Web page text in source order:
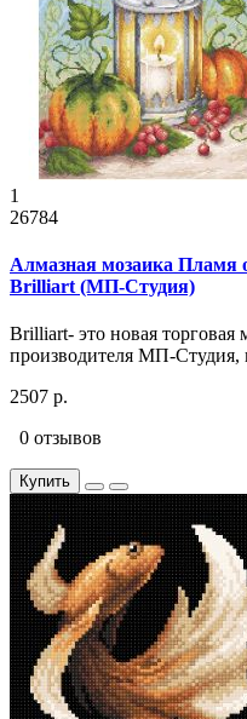
1
26784
Алмазная мозаика Пламя
Brilliart (МП-Студия)
Brilliart- это новая торговая
производителя МП-Студия,
2507 р.
0 отзывов
Купить